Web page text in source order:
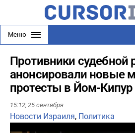
Меню
Противники
анонсировали новые
протесты в Йом-Кипур
15:12, 25 сентября
Новости Израиля, Политика